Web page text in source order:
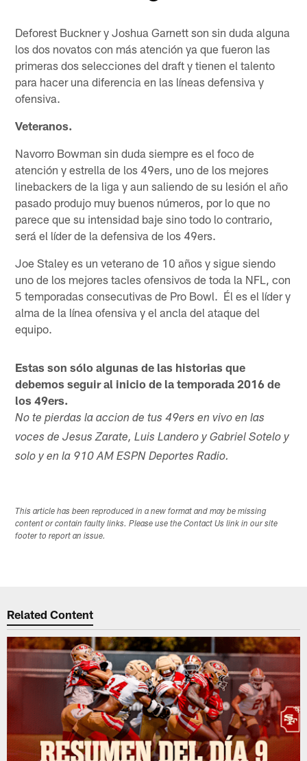
Deforest Buckner y Joshua Garnett son sin duda alguna
los dos novatos con más atención ya que fueron las
primeras dos selecciones del draft y tienen el talento
para hacer una diferencia en las líneas defensiva y
ofensiva.
Veteranos.
Navorro Bowman sin duda siempre es el foco de
atención y estrella de los 49ers, uno de los mejores
linebackers de la liga y aun saliendo de su lesión el año
pasado produjo muy buenos números, por lo que no
parece que su intensidad baje sino todo lo contrario,
será el líder de la defensiva de los 49ers.
Joe Staley es un veterano de 10 años y sigue siendo
uno de los mejores tacles ofensivos de toda la NFL, con
5 temporadas consecutivas de Pro Bowl. Él es el líder y
alma de la línea ofensiva y el ancla del ataque del
equipo.
Estas son sólo algunas de las historias que
debemos seguir al inicio de la temporada 2016 de
los 49ers.
No te pierdas la accion de tus 49ers en vivo en las
voces de Jesus Zarate, Luis Landero y Gabriel Sotelo y
solo y en la 910 AM ESPN Deportes Radio.
This article has been reproduced in a new format and may be missing
content or contain faulty links. Please use the Contact Us link in our site
footer to report an issue.
Related Content